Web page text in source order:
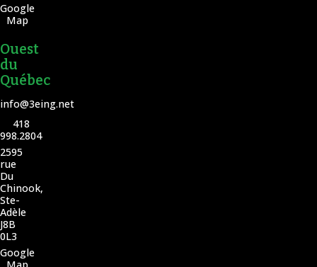
Google
Map
Ouest
du
Québec
info@3eing.net
418
998.2804
2595
rue
Du
Chinook,
Ste-
Adèle
J8B
0L3
Google
Map